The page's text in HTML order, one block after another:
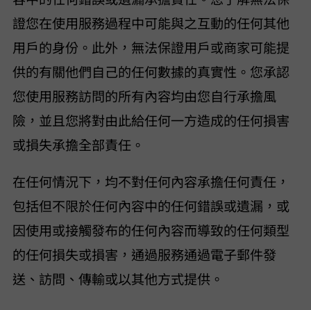
證您在使用服務過程中可能與之互動的任何其他
用戶的身份。此外，VideoHunter 無法保證用戶或商家可能提
供的有關他們自己的任何數據的真實性。您承認
您使用服務訪問的所有內容均由您自行承擔風
險，並且您將對由此給任何一方造成的任何損害
或損失承擔全部責任。
在任何情況下，VideoHunter 均不對任何內容承擔任何責任，
包括但不限於任何內容中的任何錯誤或遺漏，或
因使用或接觸發布的任何內容而導致的任何類型
的任何損失或損害，通過服務通過電子郵件發
送、訪問、傳輸或以其他方式提供。